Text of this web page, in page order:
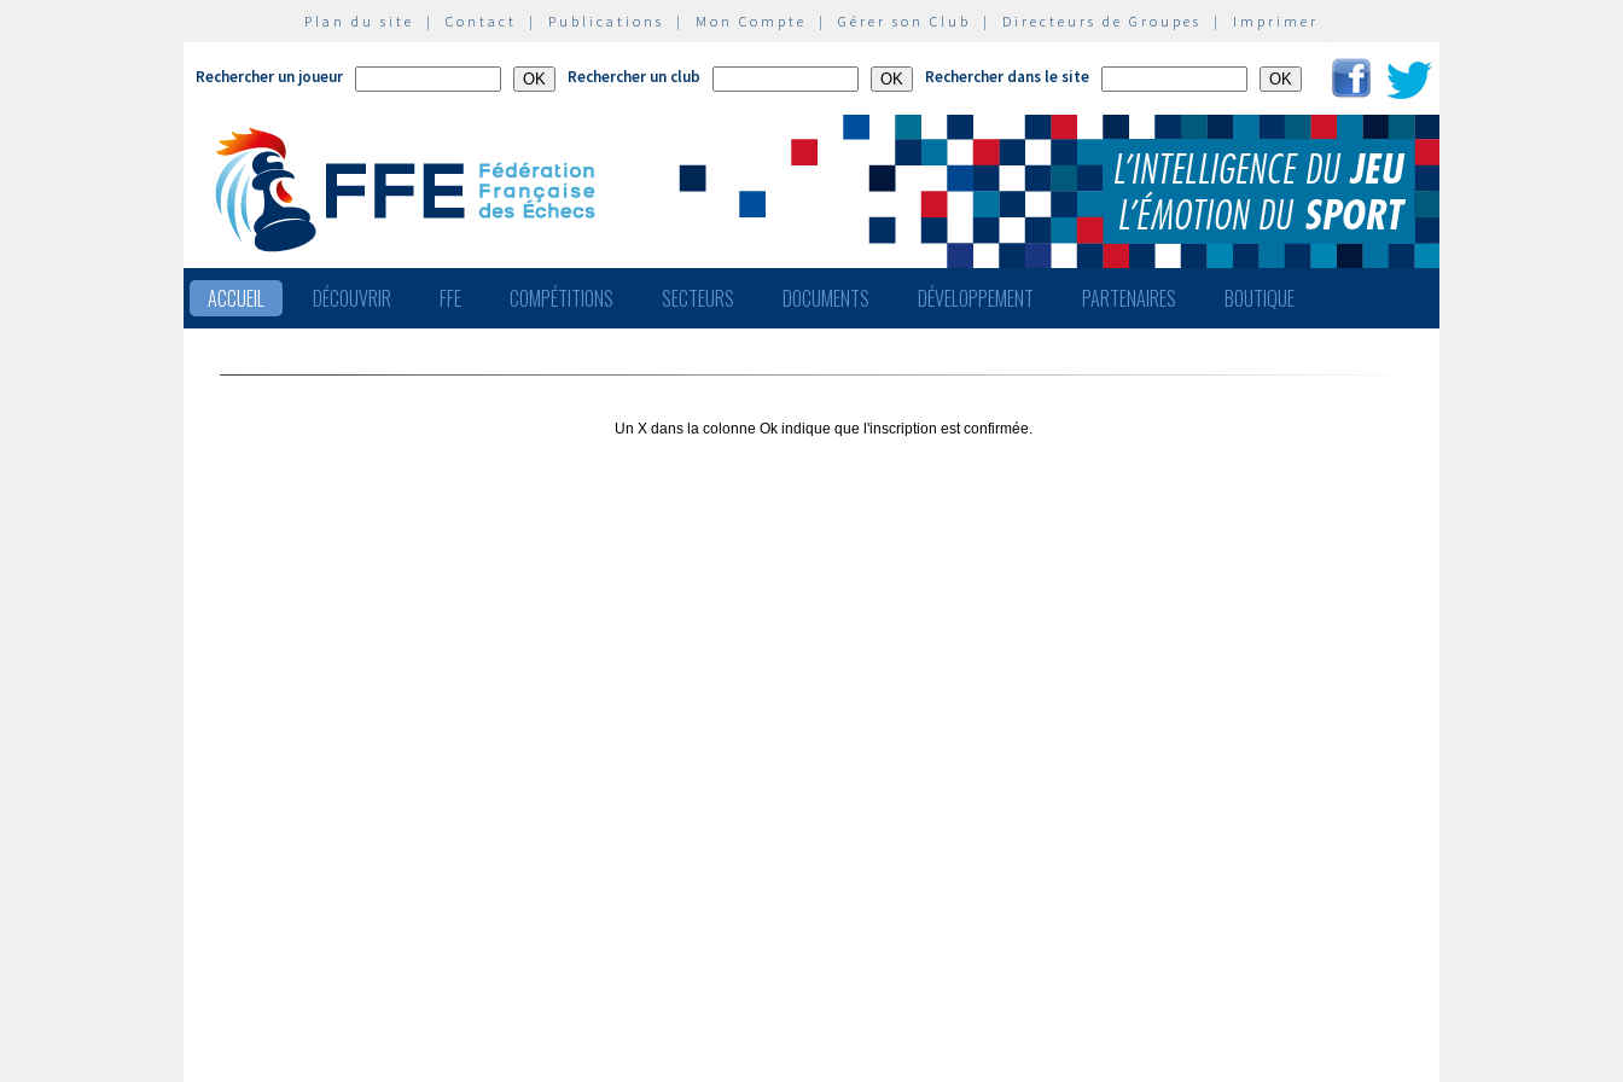
Plan du site | Contact | Publications | Mon Compte | Gérer son Club | Directeurs de Groupes | Imprimer
Rechercher un joueur Rechercher un club Rechercher dans le site
ACCUEIL DÉCOUVRIR FFE COMPÉTITIONS SECTEURS DOCUMENTS DÉVELOPPEMENT PARTENAIRES BOUTIQUE
Un X dans la colonne Ok indique que l'inscription est confirmée.